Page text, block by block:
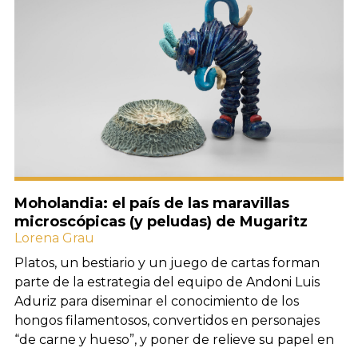
Moholandia: el país de las maravillas
microscópicas (y peludas) de Mugaritz
Lorena Grau
Platos, un bestiario y un juego de cartas forman
parte de la estrategia del equipo de Andoni Luis
Aduriz para diseminar el conocimiento de los
hongos filamentosos, convertidos en personajes
“de carne y hueso”, y poner de relieve su papel en